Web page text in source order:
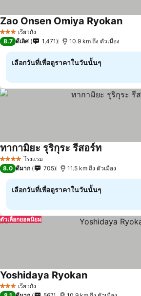
3 ดาว เรียวกัง
Zao Onsen Omiya Ryokanดูราคา
8.7 ดีเลิศ 1,471 10.9 km ถึง ตัวเมือง
เลือกวันที่เพื่อดูราคาในวันนั้นๆ
4 ดาว โรงแรม
ทากามิยะ รุริกุระ รีสอร์ทดูราคา
8.0 ดีมาก 705 11.5 km ถึง ตัวเมือง
เลือกวันที่เพื่อดูราคาในวันนั้นๆ
ตัวเลือกยอดนิยม
3 ดาว เรียวกัง
Yoshidaya Ryokanดูราคา